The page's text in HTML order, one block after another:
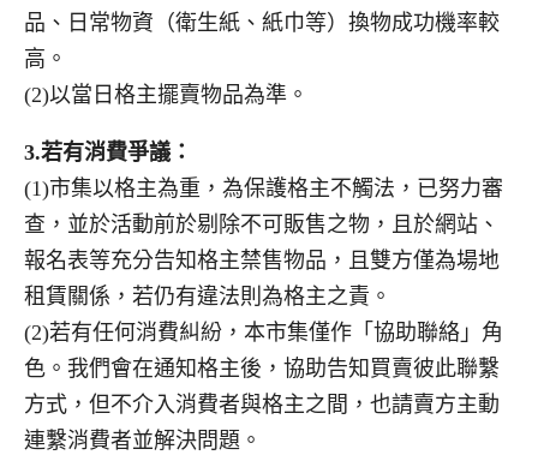
品、日常物資（衛生紙、紙巾等）換物成功機率較
高。
(2)以當日格主擺賣物品為準。
3.若有消費爭議：
(1)市集以格主為重，為保護格主不觸法，已努力審
查，並於活動前於剔除不可販售之物，且於網站、
報名表等充分告知格主禁售物品，且雙方僅為場地
租賃關係，若仍有違法則為格主之責。
(2)若有任何消費糾紛，本市集僅作「協助聯絡」角
色。我們會在通知格主後，協助告知買賣彼此聯繫
方式，但不介入消費者與格主之間，也請賣方主動
連繫消費者並解決問題。